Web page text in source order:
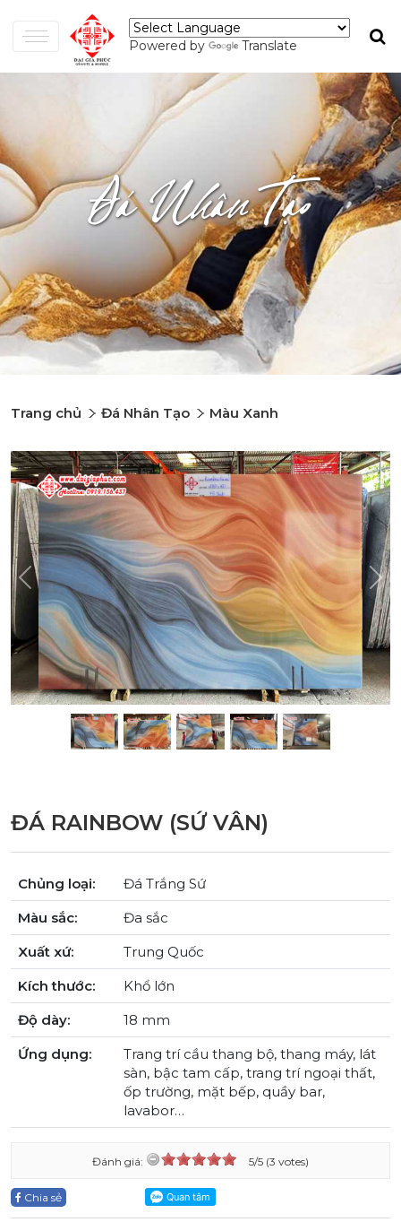
Powered by Translate
Đá Nhân Tạo
Trang chủ Đá Nhân Tạo Màu Xanh
Previous
ĐÁ RAINBOW (SỨ VÂN)
Chủng loại:
Đá Trắng Sứ
Màu sắc:
Đa sắc
Xuất xứ:
Trung Quốc
Kích thước:
Khổ lớn
Độ dày:
18 mm
Ứng dụng:
Trang trí cầu thang bộ, thang máy, lát
sàn, bậc tam cấp, trang trí ngoại thất,
ốp trường, mặt bếp, quầy bar,
lavabor…
Đánh giá: 5/5 (3 votes)
Chia sẻ